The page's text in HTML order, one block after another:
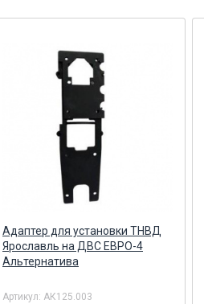
Адаптер для установки ТНВД
Ярославль на ДВС ЕВРО-4
Альтернатива
Артикул: АК125.003